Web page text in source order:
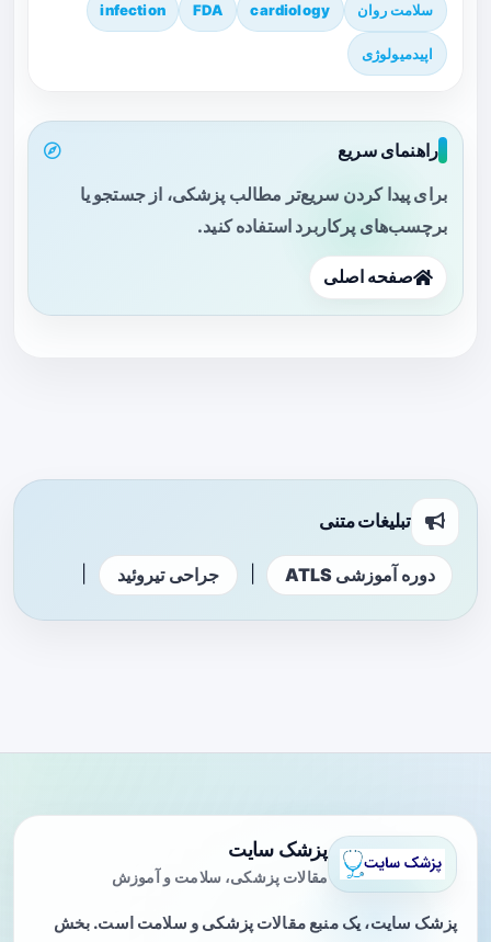
سلامت روان cardiology
FDA
infection
اپیدمیولوژی
راهنمای سریع
برای پیدا کردن سریع‌تر مطالب پزشکی، از جستجو یا
برچسب‌های پرکاربرد استفاده کنید.
صفحه اصلی
تبلیغات متنی
دوره آموزشی ATLS جراحی تیروئید
پزشک سایت
مقالات پزشکی، سلامت و آموزش
پزشک سایت، یک منبع مقالات پزشکی و سلامت است. بخش